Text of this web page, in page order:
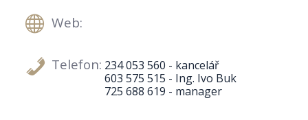
Web:
Telefon: 234 053 560 - kancelář
603 575 515 - Ing. Ivo Buk
725 688 619 - manager